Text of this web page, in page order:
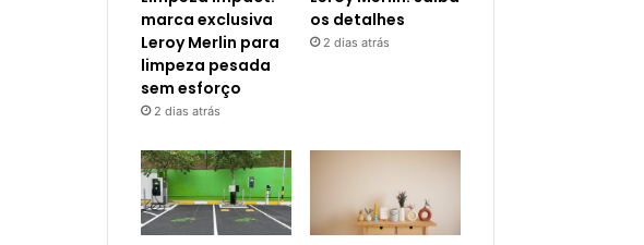
marca exclusiva
Leroy Merlin para
limpeza pesada
sem esforço
2 dias atrás
os detalhes
2 dias atrás